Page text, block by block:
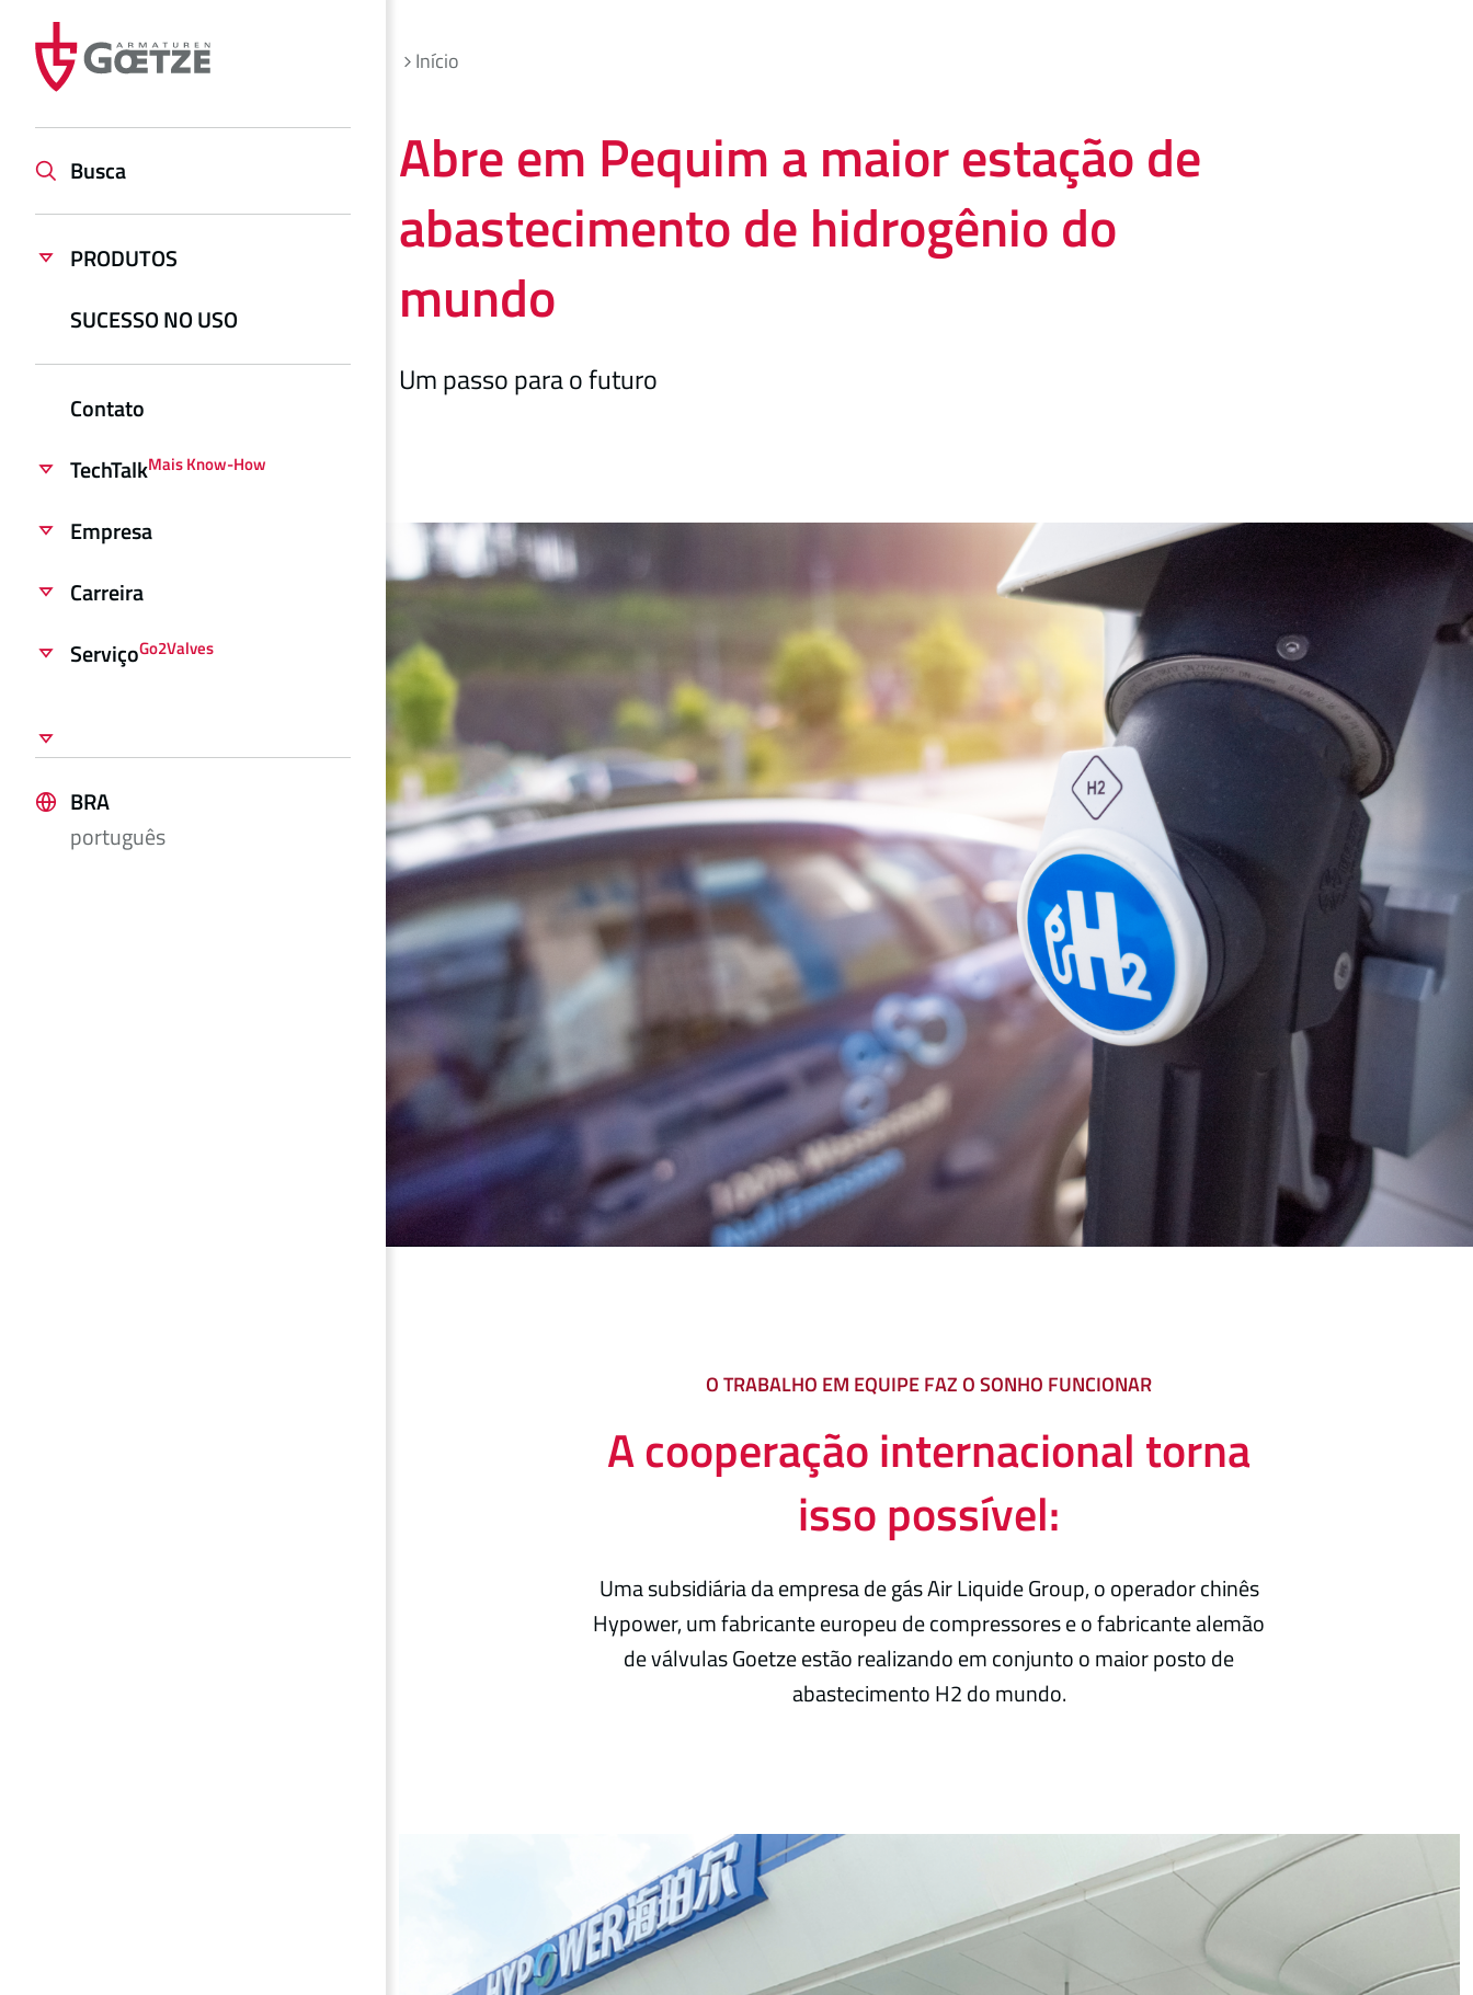
PRODUTOS
SUCESSO NO USO
Contato
TechTalkMais Know-How
Empresa
Carreira
ServiçoGo2Valves
Busca
BRA
português
Início
Abre em Pequim a maior estação de
abastecimento de hidrogênio do
mundo
Um passo para o futuro
O TRABALHO EM EQUIPE FAZ O SONHO FUNCIONAR
A cooperação internacional torna
isso possível:
Uma subsidiária da empresa de gás Air Liquide Group, o operador chinês
Hypower, um fabricante europeu de compressores e o fabricante alemão
de válvulas Goetze estão realizando em conjunto o maior posto de
abastecimento H2 do mundo.